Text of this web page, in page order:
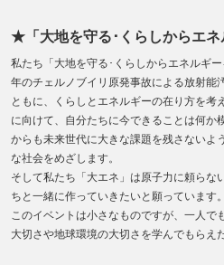
★「大地を守る･くらしからエ
私たち「大地を守る･くらしからエネルギ
年のチェルノブイリ原発事故による放射能
ともに、くらしとエネルギーの在り方を考
に向けて、自分たちに今できることは何か
からも未来世代に大きな課題を残さないよ
な社会をめざします。
そして私たち「大エネ」は原子力に頼らな
ちと一緒に作っていきたいと願っています。
このイベントは小さなものですが、一人で
大切さや地球環境の大切さを学んでもらえ